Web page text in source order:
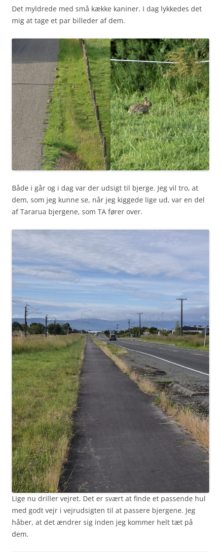
Det myldrede med små kække kaniner. I dag lykkedes det
mig at tage et par billeder af dem.
Både i går og i dag var der udsigt til bjerge. Jeg vil tro, at
dem, som jeg kunne se, når jeg kiggede lige ud, var en del
af Tararua bjergene, som TA fører over.
Lige nu driller vejret. Det er svært at finde et passende hul
med godt vejr i vejrudsigten til at passere bjergene. Jeg
håber, at det ændrer sig inden jeg kommer helt tæt på
dem.